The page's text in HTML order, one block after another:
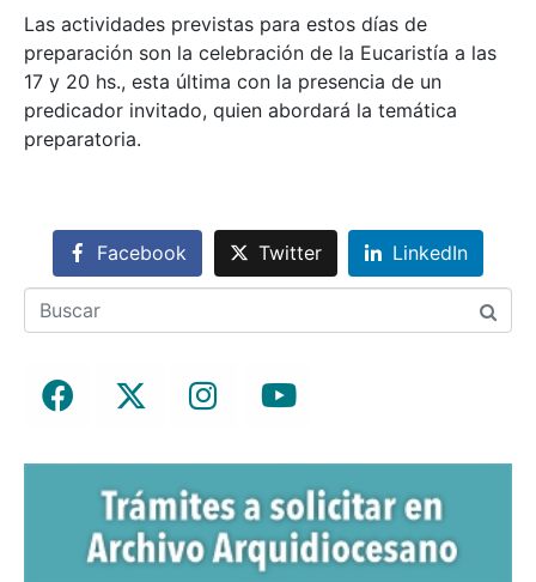
Las actividades previstas para estos días de
preparación son la celebración de la Eucaristía a las
17 y 20 hs., esta última con la presencia de un
predicador invitado, quien abordará la temática
preparatoria.
Facebook Twitter LinkedIn